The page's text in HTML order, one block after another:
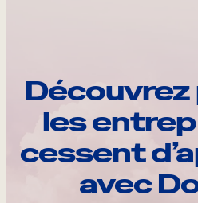
les
cessent
avec